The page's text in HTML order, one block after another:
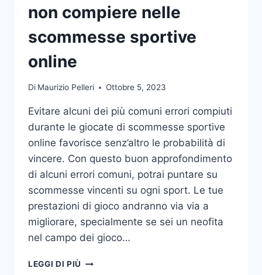
APPARECCHIATURE
DA
non compiere nelle
scommesse sportive
online
Di Maurizio Pelleri Ottobre 5, 2023
Evitare alcuni dei più comuni errori compiuti
durante le giocate di scommesse sportive
online favorisce senz’altro le probabilità di
vincere. Con questo buon approfondimento
di alcuni errori comuni, potrai puntare su
scommesse vincenti su ogni sport. Le tue
prestazioni di gioco andranno via via a
migliorare, specialmente se sei un neofita
nel campo dei gioco…
LEGGI DI PIÙ GLI